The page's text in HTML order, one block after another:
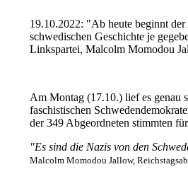
19.10.2022: "Ab heute beginnt
schwedischen Geschichte je
Linkspartei, Malcolm Momodou
Am Montag (17.10.) lief es genau
faschistischen
der 349 Abgeordneten stimmten
"Es sind die Nazis von den
Malcolm Momodou Jallow,